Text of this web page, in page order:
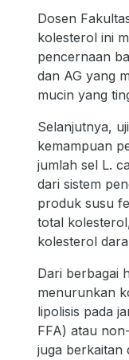
Dosen
kolesterol ini
pencernaan
dan AG yang
mucin yang
Selanjutnya,
kemampuan
jumlah sel L.
dari sistem
produk susu
total
kolesterol
Dari berbagai
menurunkan
lipolisis pada
FFA) atau
juga berkaitan